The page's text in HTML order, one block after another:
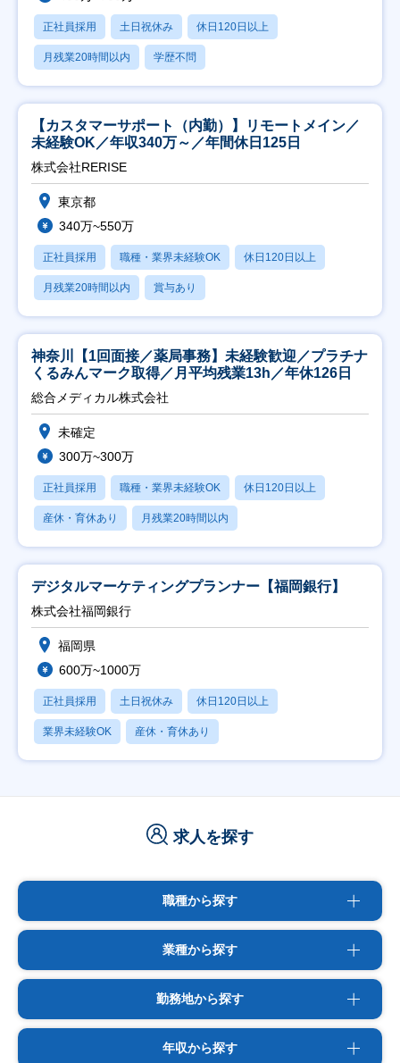
正社員採用 土日祝休み 休日120日以上
月残業20時間以内 学歴不問
【カスタマーサポート（内勤）】リモートメイン／
未経験OK／年収340万～／年間休日125日
株式会社RERISE
東京都
340万~550万
正社員採用 職種・業界未経験OK 休日120日以上
月残業20時間以内 賞与あり
神奈川【1回面接／薬局事務】未経験歓迎／プラチナ
くるみんマーク取得／月平均残業13h／年休126日
総合メディカル株式会社
未確定
300万~300万
正社員採用 職種・業界未経験OK 休日120日以上
産休・育休あり 月残業20時間以内
デジタルマーケティングプランナー【福岡銀行】
株式会社福岡銀行
福岡県
600万~1000万
正社員採用 土日祝休み 休日120日以上
業界未経験OK 産休・育休あり
求人を探す
職種から探す
業種から探す
勤務地から探す
年収から探す